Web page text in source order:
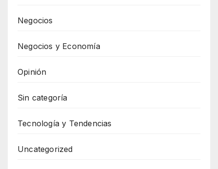
Negocios
Negocios y Economía
Opinión
Sin categoría
Tecnología y Tendencias
Uncategorized